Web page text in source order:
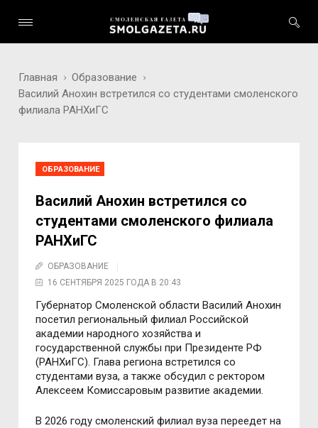
Главная
Образование
Василий Анохин встретился со студентами смоленского
филиала РАНХиГС
ОБРАЗОВАНИЕ
Василий Анохин встретился со
студентами смоленского филиала
РАНХиГС
ОБРАЗОВАНИЕ
16 СЕНТЯБРЯ 2025 ГОДА В 20:43
Губернатор Смоленской области Василий Анохин
посетил региональный филиал Российской
академии народного хозяйства и
государственной службы при Президенте РФ
(РАНХиГС). Глава региона встретился со
студентами вуза, а также обсудил с ректором
Алексеем Комиссаровым развитие академии.
В 2026 году смоленский филиал вуза переедет на